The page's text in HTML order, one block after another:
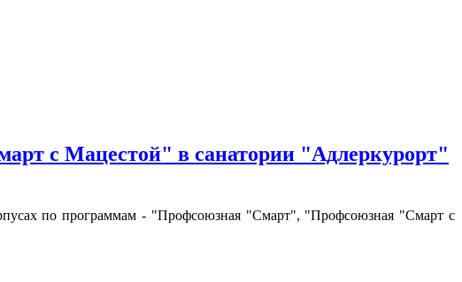
с Мацестой" в санатории "Адлеркурорт"
по программам - "Профсоюзная "Смарт", "Профсоюзная "Смарт с